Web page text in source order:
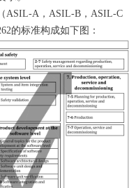
ASIL-A，ASIL-B，ASIL-C
的标准构成如下图：